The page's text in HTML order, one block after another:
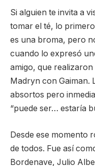
Si alguien te invita a
tomar el té, lo
es una broma, pero
cuando lo expresó
amigo, que
Madryn con Gaiman.
absortos pero
“puede ser… estaría
Desde ese momento
de todos. Fue así
Bordenave, Julio